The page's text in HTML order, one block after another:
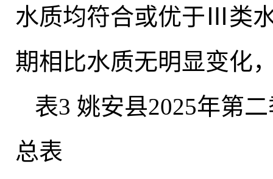
水质均符合或优于Ⅲ类
期相比水质无明显变化
表3 姚安县2025年第
总表